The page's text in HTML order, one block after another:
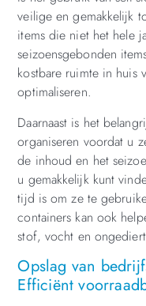
veilige en gemakkelijk
items die niet het hele
seizoensgebonden
kostbare ruimte in huis
optimaliseren.
Daarnaast is het
organiseren voordat u
de inhoud en het
u gemakkelijk kunt
tijd is om ze te
containers kan ook
stof, vocht en
Opslag van
Efficiënt